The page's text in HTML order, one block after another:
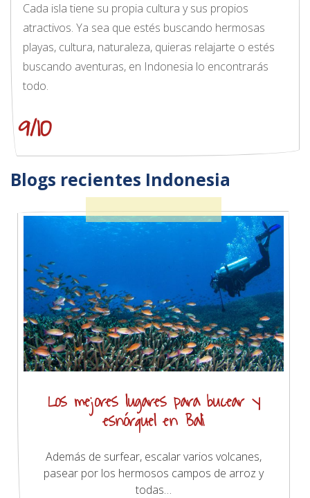
Cada isla tiene su propia cultura y sus propios
atractivos. Ya sea que estés buscando hermosas
playas, cultura, naturaleza, quieras relajarte o estés
buscando aventuras, en Indonesia lo encontrarás
todo.
9/10
Blogs recientes Indonesia
Los mejores lugares para bucear y
esnórquel en Bali
Además de surfear, escalar varios volcanes,
pasear por los hermosos campos de arroz y
todas…